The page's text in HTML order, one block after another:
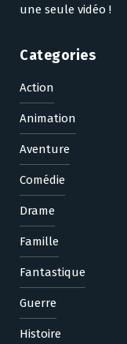
une seule vidéo !
Categories
Action
Animation
Aventure
Comédie
Drame
Famille
Fantastique
Guerre
Histoire